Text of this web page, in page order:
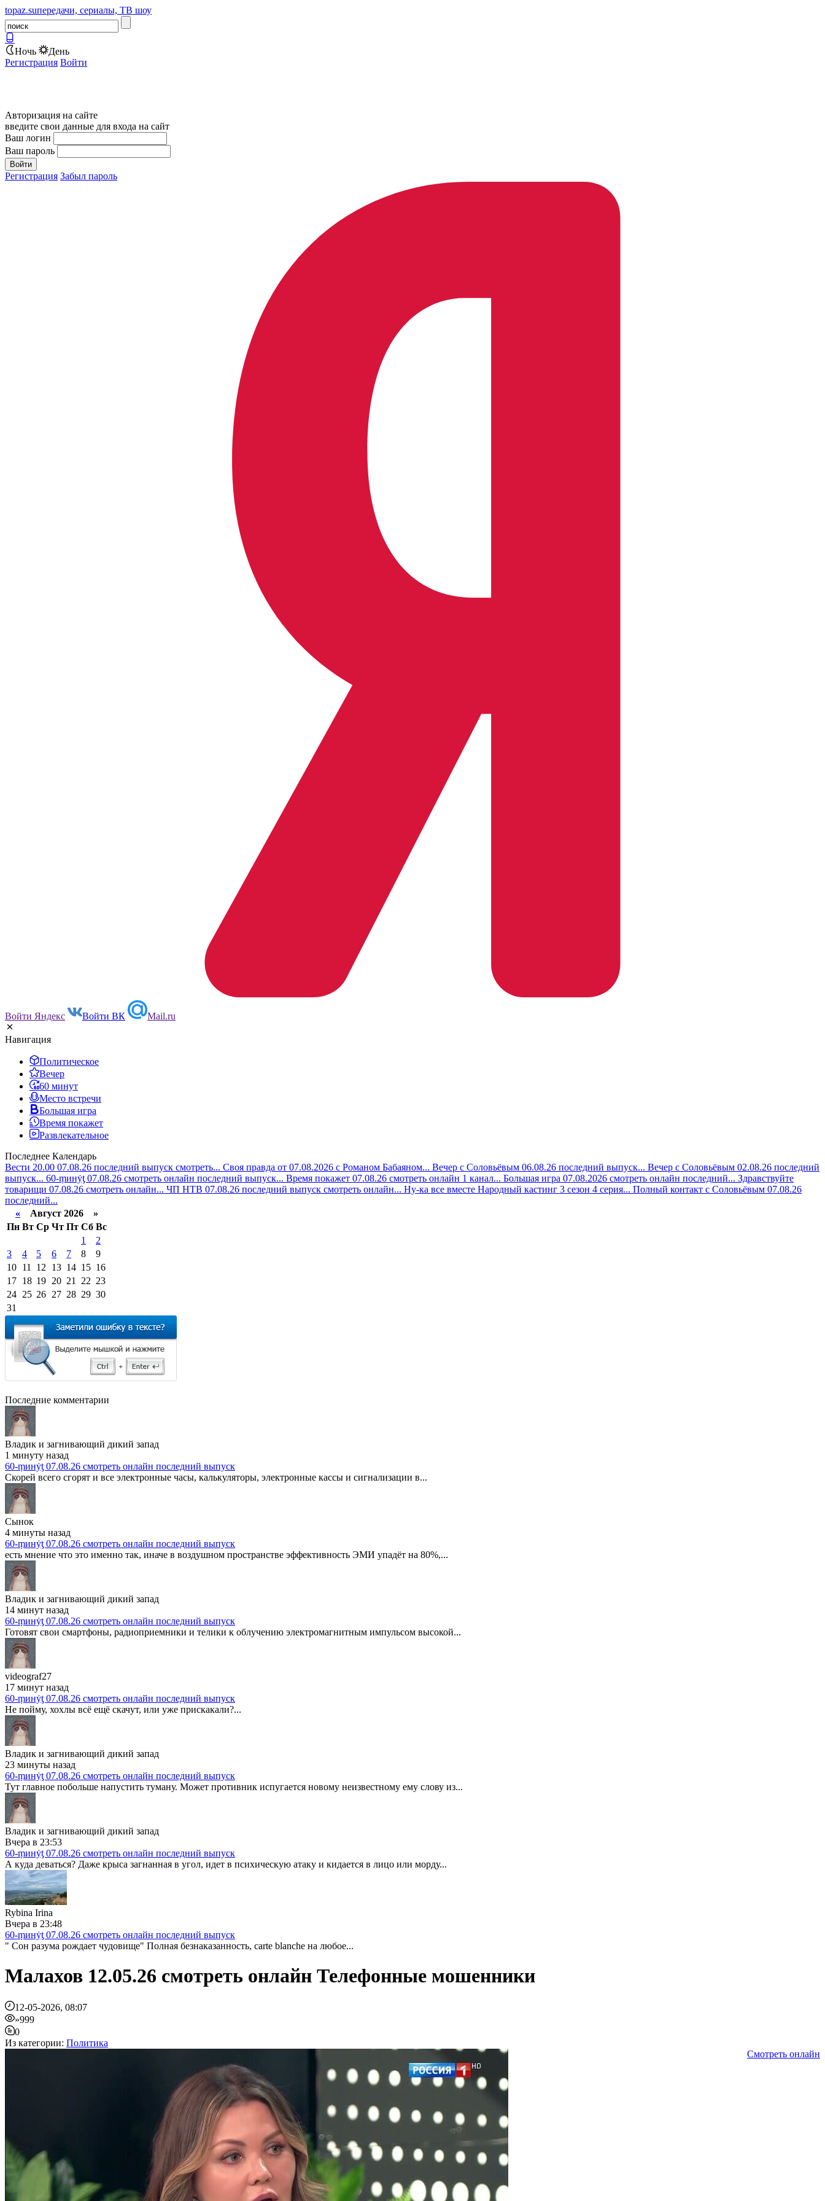
topaz.suпередачи, сериалы, ТВ шоу
Ночь
День
Регистрация Войти
Авторизация на сайте
введите свои данные для входа на сайт
Ваш логин
Ваш пароль
Регистрация Забыл пароль
Войти Яндекс Войти ВК Mail.ru
Навигация
Политическое
Вечер
60 минут
Место встречи
Большая игра
Время покажет
Развлекательное
Последнее Календарь
Вести 20.00 07.08.26 последний выпуск смотреть... Своя правда от 07.08.2026 с Романом Бабаяном... Вечер с Соловьёвым 06.08.26 последний выпуск... Вечер с Соловьёвым 02.08.26 последний
выпуск... 60-ṃинẏƫ 07.08.26 смотреть онлайн последний выпуск... Время покажет 07.08.26 смотреть онлайн 1 канал... Большая игра 07.08.2026 смотреть онлайн последний... Здравствуйте
товарищи 07.08.26 смотреть онлайн... ЧП НТВ 07.08.26 последний выпуск смотреть онлайн... Ну-ка все вместе Народный кастинг 3 сезон 4 серия... Полный контакт с Соловьёвым 07.08.26
последний...
« Август 2026 »
Пн Вт Ср Чт Пт Сб Вс
1
2
3
4 5 6 7 8
9
10 11 12 13 14 15 16
17 18 19 20 21 22 23
24 25 26 27 28 29 30
31
Последние комментарии
Владик и загнивающий дикий запад
1 минуту назад
60-ṃинẏƫ 07.08.26 смотреть онлайн последний выпуск
Скорей всего сгорят и все электронные часы, калькуляторы, электронные кассы и сигнализации в...
Сынок
4 минуты назад
60-ṃинẏƫ 07.08.26 смотреть онлайн последний выпуск
есть мнение что это именно так, иначе в воздушном пространстве эффективность ЭМИ упадёт на 80%,...
Владик и загнивающий дикий запад
14 минут назад
60-ṃинẏƫ 07.08.26 смотреть онлайн последний выпуск
Готовят свои смартфоны, радиоприемники и телики к облучению электромагнитным импульсом высокой...
videograf27
17 минут назад
60-ṃинẏƫ 07.08.26 смотреть онлайн последний выпуск
Не пойму, хохлы всё ещё скачут, или уже прискакали?...
Владик и загнивающий дикий запад
23 минуты назад
60-ṃинẏƫ 07.08.26 смотреть онлайн последний выпуск
Тут главное побольше напустить туману. Может противник испугается новому неизвестному ему слову из...
Владик и загнивающий дикий запад
Вчера в 23:53
60-ṃинẏƫ 07.08.26 смотреть онлайн последний выпуск
А куда деваться? Даже крыса загнанная в угол, идет в психическую атаку и кидается в лицо или морду...
Rybina Irina
Вчера в 23:48
60-ṃинẏƫ 07.08.26 смотреть онлайн последний выпуск
" Сон разума рождает чудовище" Полная безнаказанность, carte blanche на любое...
Малахов 12.05.26 смотреть онлайн Телефонные мошенники
12-05-2026, 08:07
»999
0
Из категории: Политика
Смотреть онлайн